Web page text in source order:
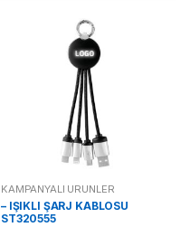
KAMPANYALI ÜRÜNLER
– IŞIKLI ŞARJ KABLOSU
ST320555